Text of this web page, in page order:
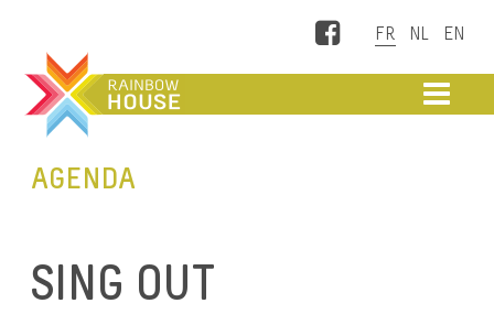
Facebook
AGENDA
SING OUT